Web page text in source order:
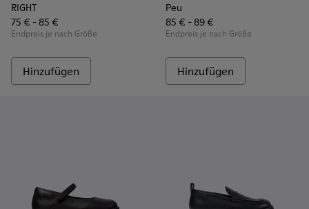
RIGHT
75 € - 85 €
Endpreis je nach Größe
Hinzufügen
Peu
85 € - 89 €
Endpreis je nach Größe
Hinzufügen